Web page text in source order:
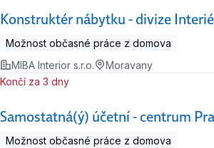
Konstruktér nábytku - divize
Možnost občasné práce z domova
MIBA Interior s.r.o.
Moravany
Samostatná(ý) účetní - centrum
Končí za 3 dny
Možnost občasné práce z domova